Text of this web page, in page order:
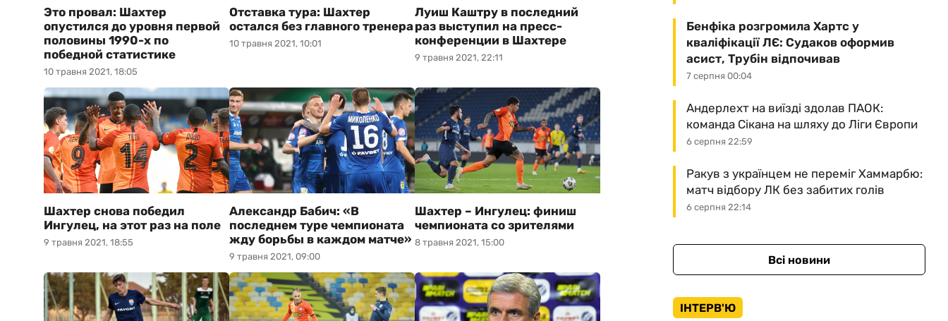
10 травня 2021, 18:05
Это провал: Шахтер
опустился до уровня первой
половины 1990-х по
победной статистике
10 травня 2021, 10:01
Отставка тура: Шахтер
остался без главного тренера
9 травня 2021, 22:11
Луиш Каштру в последний
раз выступил на пресс-
конференции в Шахтере
9 травня 2021, 18:55
Шахтер снова победил
Ингулец, на этот раз на поле
9 травня 2021, 09:00
Александр Бабич: «В
последнем туре чемпионата
жду борьбы в каждом матче» 8 травня 2021, 15:00
Шахтер – Ингулец: финиш
чемпионата со зрителями
7 серпня 00:04
Бенфіка розгромила Хартс у
кваліфікації ЛЄ: Судаков оформив
асист, Трубін відпочивав
6 серпня 22:59
Андерлехт на виїзді здолав ПАОК:
команда Сікана на шляху до Ліги Європи
6 серпня 22:14
Ракув з українцем не переміг Хаммарбю:
матч відбору ЛК без забитих голів
Всі новини
ІНТЕРВ'Ю